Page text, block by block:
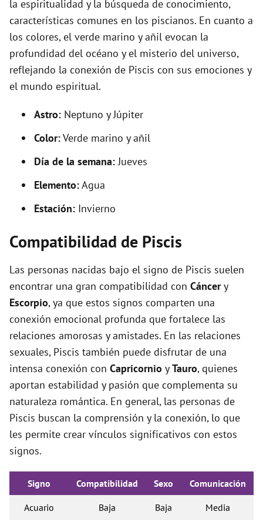
la espiritualidad y la búsqueda de conocimiento,
características comunes en los piscianos. En cuanto a
los colores, el verde marino y añil evocan la
profundidad del océano y el misterio del universo,
reflejando la conexión de Piscis con sus emociones y
el mundo espiritual.
Astro: Neptuno y Júpiter
Color:Verde marino y añil
Día de la semana:Jueves
Elemento:Agua
Estación: Invierno
Compatibilidad de Piscis
Las personas nacidas bajo el signo de Piscis suelen
encontrar una gran compatibilidad con Cáncery
Escorpio, ya que estos signos comparten una
conexión emocional profunda que fortalece las
relaciones amorosas y amistades. En las relaciones
sexuales, Piscis también puede disfrutar de una
intensa conexión con Capricornio yTauro, quienes
aportan estabilidad y pasión que complementa su
naturaleza romántica. En general, las personas de
Piscis buscan la comprensión y la conexión, lo que
les permite crear vínculos significativos con estos
signos.
Signo Compatibilidad Sexo Comunicación
Acuario Baja Baja Media